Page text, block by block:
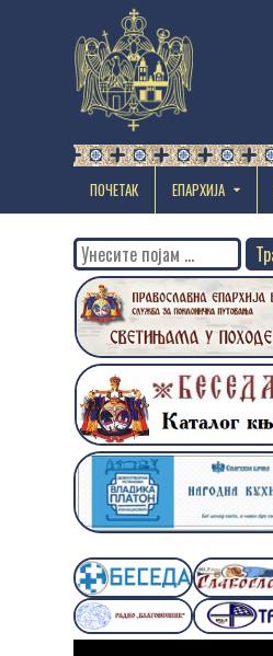
ПОЧЕТАК ЕПАРХИЈА
Search
for: